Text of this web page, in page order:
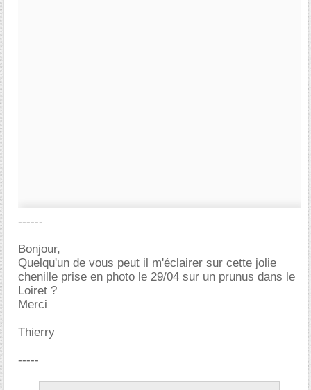
------
Bonjour,
Quelqu'un de vous peut il m'éclairer sur cette jolie
chenille prise en photo le 29/04 sur un prunus dans le
Loiret ?
Merci
Thierry
-----